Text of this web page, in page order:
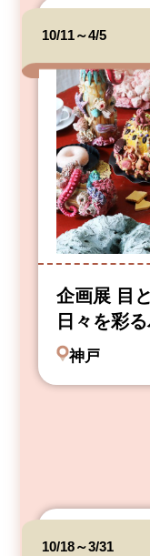
10/11～4/5
企画展 目
日々を彩
神戸
10/18～3/31